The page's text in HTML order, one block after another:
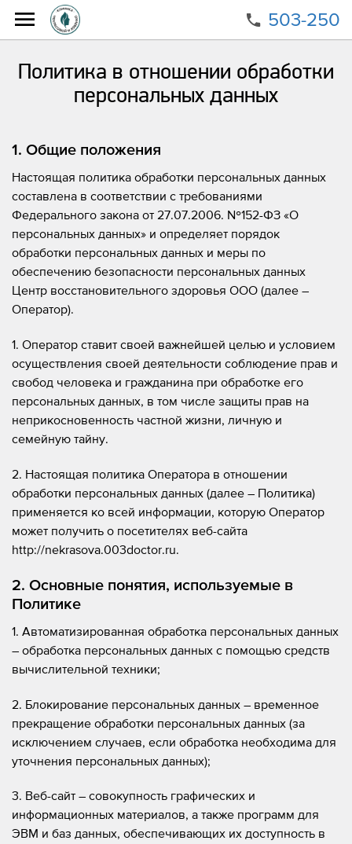
503-250
Политика в отношении обработки персональных
Политика в отношении обработки
персональных данных
1. Общие положения
Настоящая политика обработки персональных данных
составлена в соответствии с требованиями
Федерального закона от 27.07.2006. №152-ФЗ «О
персональных данных» и определяет порядок
обработки персональных данных и меры по
обеспечению безопасности персональных данных
Центр восстановительного здоровья ООО (далее –
Оператор).
1. Оператор ставит своей важнейшей целью и условием
осуществления своей деятельности соблюдение прав и
свобод человека и гражданина при обработке его
персональных данных, в том числе защиты прав на
неприкосновенность частной жизни, личную и
семейную тайну.
2. Настоящая политика Оператора в отношении
обработки персональных данных (далее – Политика)
применяется ко всей информации, которую Оператор
может получить о посетителях веб-сайта
http://nekrasova.003doctor.ru.
2. Основные понятия, используемые в
Политике
1. Автоматизированная обработка персональных данных
– обработка персональных данных с помощью средств
вычислительной техники;
2. Блокирование персональных данных – временное
прекращение обработки персональных данных (за
исключением случаев, если обработка необходима для
уточнения персональных данных);
3. Веб-сайт – совокупность графических и
информационных материалов, а также программ для
ЭВМ и баз данных, обеспечивающих их доступность в